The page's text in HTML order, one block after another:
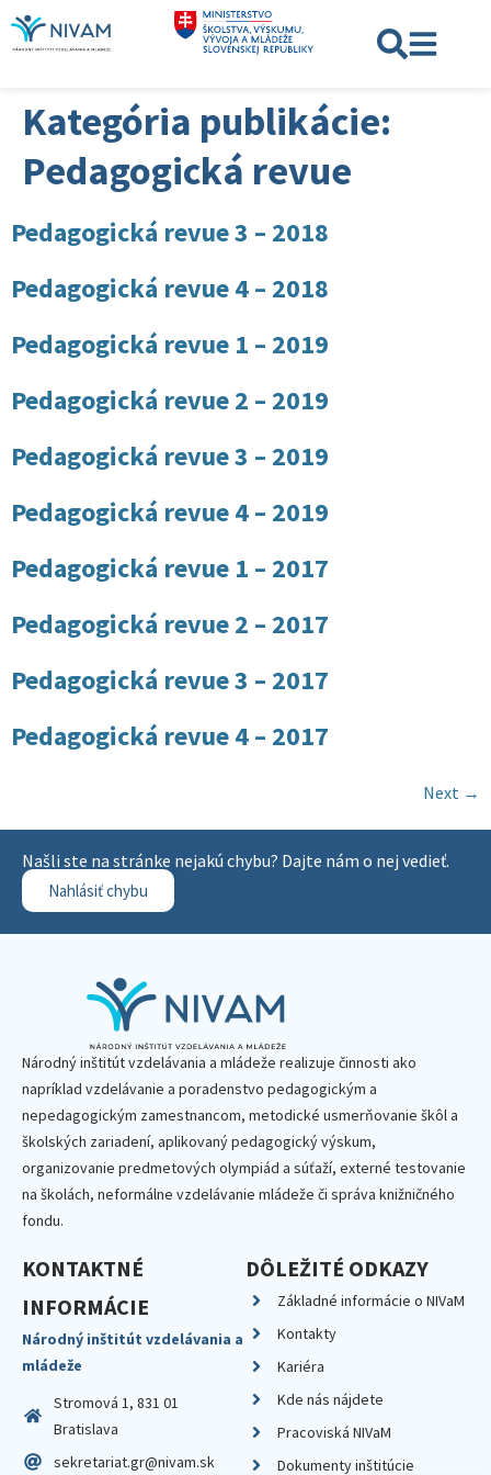
Kategória publikácie:
Pedagogická revue
Pedagogická revue 3 – 2018
Pedagogická revue 4 – 2018
Pedagogická revue 1 – 2019
Pedagogická revue 2 – 2019
Pedagogická revue 3 – 2019
Pedagogická revue 4 – 2019
Pedagogická revue 1 – 2017
Pedagogická revue 2 – 2017
Pedagogická revue 3 – 2017
Pedagogická revue 4 – 2017
Next →
Našli ste na stránke nejakú chybu? Dajte nám o nej vedieť.
Nahlásiť chybu
Národný inštitút vzdelávania a mládeže realizuje činnosti ako
napríklad vzdelávanie a poradenstvo pedagogickým a
nepedagogickým zamestnancom, metodické usmerňovanie škôl a
školských zariadení, aplikovaný pedagogický výskum,
organizovanie predmetových olympiád a súťaží, externé testovanie
na školách, neformálne vzdelávanie mládeže či správa knižničného
fondu.
KONTAKTNÉ
INFORMÁCIE
Národný inštitút vzdelávania a
mládeže
Stromová 1, 831 01
Bratislava
sekretariat.gr@nivam.sk
DÔLEŽITÉ ODKAZY
Základné informácie o NIVaM
Kontakty
Kariéra
Kde nás nájdete
Pracoviská NIVaM
Dokumenty inštitúcie